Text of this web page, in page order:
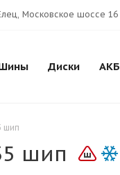
Московское шоссе 16
Диски АКБ
шип
шип